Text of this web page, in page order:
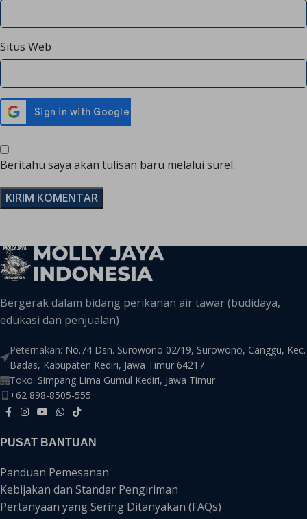
Situs Web
Beritahu saya akan tulisan baru melalui surel.
Bergerak dalam bidang perikanan air tawar (budidaya,
edukasi dan penjualan)
Peternakan: No.74 Dsn. Surowono 02/19, Surowono, Canggu, Kec.
Badas, Kabupaten Kediri, Jawa Timur 64217
Toko: Simpang Lima Gumul Kediri, Jawa Timur
+62 898-8505-555
PUSAT BANTUAN
Panduan Pemesanan
Kebijakan dan Standar Pengiriman
Pertanyaan yang Sering Ditanyakan (FAQs)